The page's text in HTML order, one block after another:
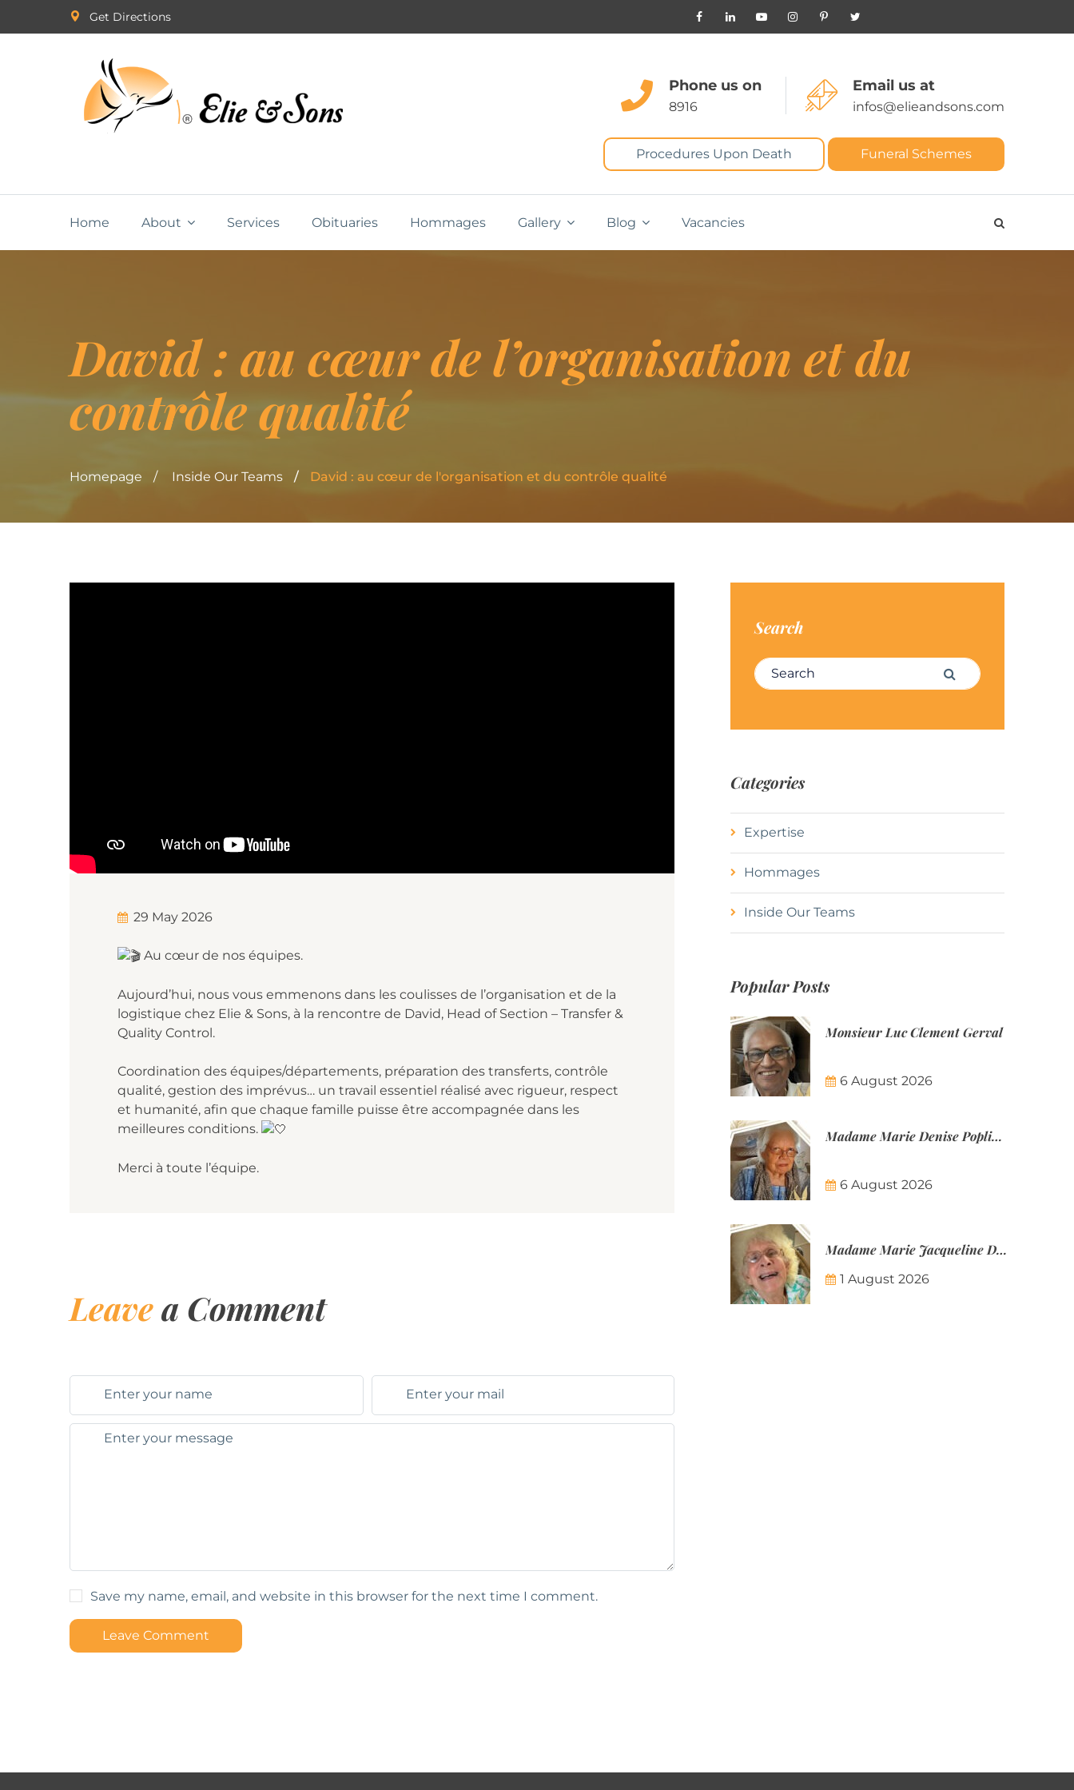
Get Directions
Phone us on
8916
Email us at
infos@elieandsons.com
Procedures Upon Death Funeral Schemes
Home About Services Obituaries Hommages Gallery Blog Vacancies
David : au cœur de l’organisation et du
contrôle qualité
Homepage Inside Our Teams David : au cœur de l'organisation et du contrôle qualité
29 May 2026
Au cœur de nos équipes.
Aujourd’hui, nous vous emmenons dans les coulisses de l’organisation et de la
logistique chez Elie & Sons, à la rencontre de David, Head of Section – Transfer &
Quality Control.
Coordination des équipes/départements, préparation des transferts, contrôle
qualité, gestion des imprévus… un travail essentiel réalisé avec rigueur, respect
et humanité, afin que chaque famille puisse être accompagnée dans les
meilleures conditions.
Merci à toute l’équipe.
Leavea Comment
Save my name, email, and website in this browser for the next time I comment.
Leave Comment
Search
Search for: Search
Categories
Expertise
Hommages
Inside Our Teams
Popular Posts
Monsieur Luc Clement Gerval
6 August 2026
Madame Marie Denise Poplineau
6 August 2026
Madame Marie Jacqueline Désirée Nicolin-Thatcher
1 August 2026